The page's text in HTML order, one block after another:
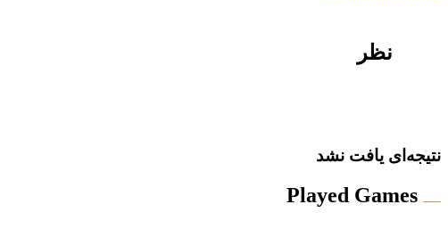
نظر
نتیجه‌ای یافت نشد
Played Games